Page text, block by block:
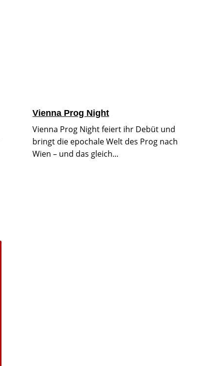
Vienna Prog Night
Vienna Prog Night feiert ihr Debüt und
bringt die epochale Welt des Prog nach
Wien – und das gleich...